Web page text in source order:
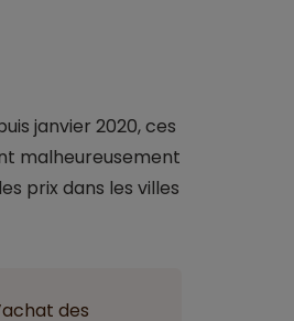
janvier 2020, ces
malheureusement
prix dans les villes
des